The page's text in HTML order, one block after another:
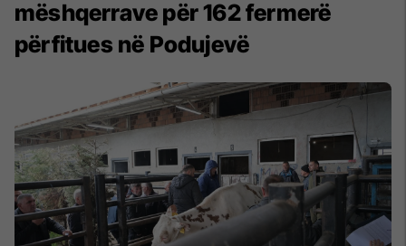
mëshqerrave për 162 fermerë
përfitues në Podujevë